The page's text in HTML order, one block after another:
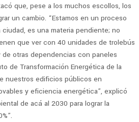
que, pese a los muchos escollos, los
un cambio. “Estamos en un proceso
es una materia pendiente; no
que ver con 40 unidades de trolebús
otras dependencias con paneles
de Transformación Energética de la
nuestros edificios públicos en
y eficiencia energética”, explicó
de acá al 2030 para lograr la